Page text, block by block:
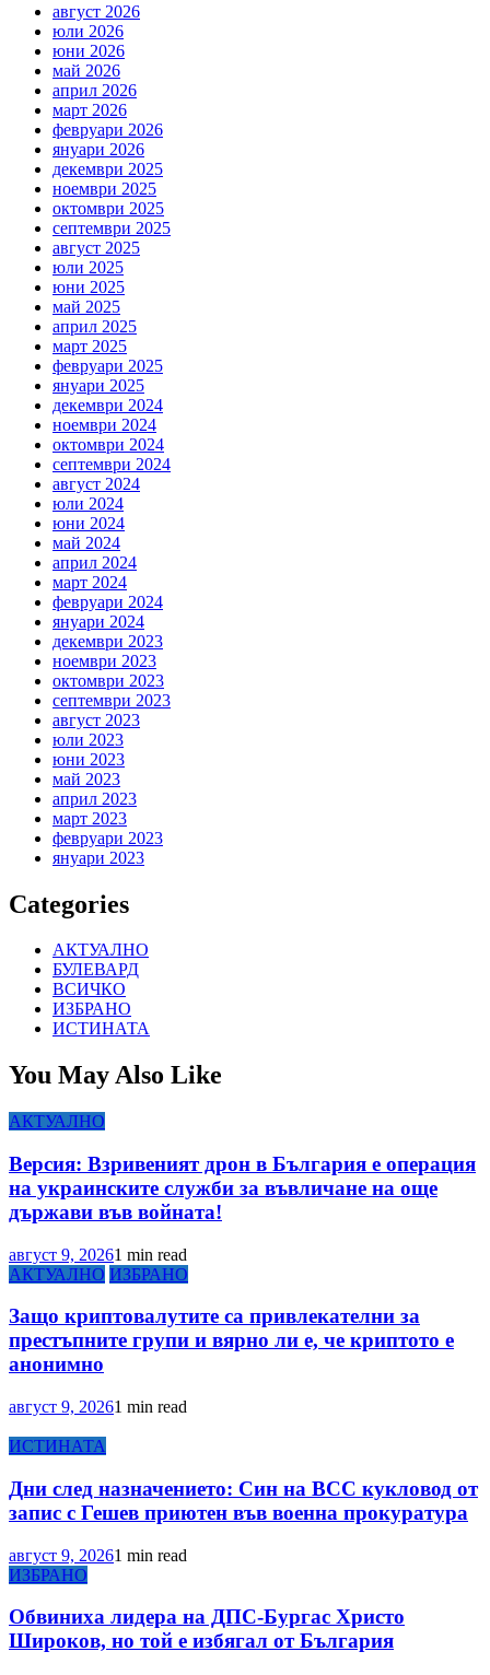
август 2026
юли 2026
юни 2026
май 2026
април 2026
март 2026
февруари 2026
януари 2026
декември 2025
ноември 2025
октомври 2025
септември 2025
август 2025
юли 2025
юни 2025
май 2025
април 2025
март 2025
февруари 2025
януари 2025
декември 2024
ноември 2024
октомври 2024
септември 2024
август 2024
юли 2024
юни 2024
май 2024
април 2024
март 2024
февруари 2024
януари 2024
декември 2023
ноември 2023
октомври 2023
септември 2023
август 2023
юли 2023
юни 2023
май 2023
април 2023
март 2023
февруари 2023
януари 2023
Categories
АКТУАЛНО
БУЛЕВАРД
ВСИЧКО
ИЗБРАНО
ИСТИНАТА
You May Also Like
АКТУАЛНО
Версия: Взривеният дрон в България е операция
на украинските служби за въвличане на още
държави във войната!
август 9, 20261 min read
АКТУАЛНО ИЗБРАНО
Защо криптовалутите са привлекателни за
престъпните групи и вярно ли е, че криптото е
анонимно
август 9, 20261 min read
ИСТИНАТА
Дни след назначението: Син на ВСС кукловод от
запис с Гешев приютен във военна прокуратура
август 9, 20261 min read
ИЗБРАНО
Обвиниха лидера на ДПС-Бургас Христо
Широков, но той е избягал от България